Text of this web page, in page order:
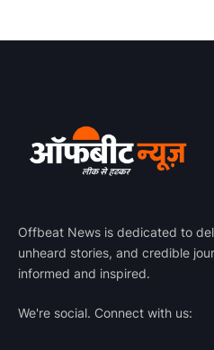
Offbeat News is dedicated to
unheard stories, and credible
informed and inspired.
We're social. Connect with us: